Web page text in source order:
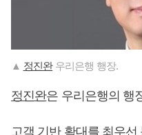
▲ 정진완우리은행 행장.
정진완은 우리은행의 행
고객 기반 확대를 최우선